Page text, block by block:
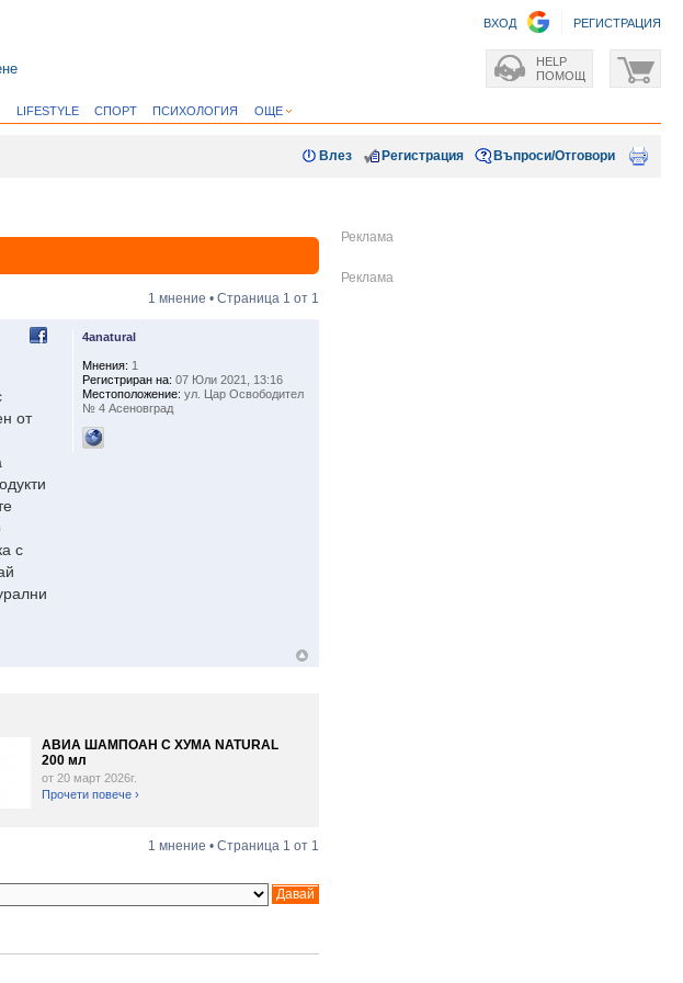
РЕГИСТРАЦИЯ
ВХОД
HELP
ПОМОЩ
LIFESTYLE СПОРТ ПСИХОЛОГИЯ ОЩЕ
Въпроси/Отговори
Регистрация
Влез
1 мнение • Страница 1 от 1
от
с
4anatural
Мнения: 1
Регистриран на: 07 Юли 2021, 13:16
Местоположение: ул. Цар Освободител
№ 4 Асеновград
АВИА ШАМПОАН С ХУМА NATURAL
200 мл
от 20 март 2026г.
Прочети повече ›
1 мнение • Страница 1 от 1